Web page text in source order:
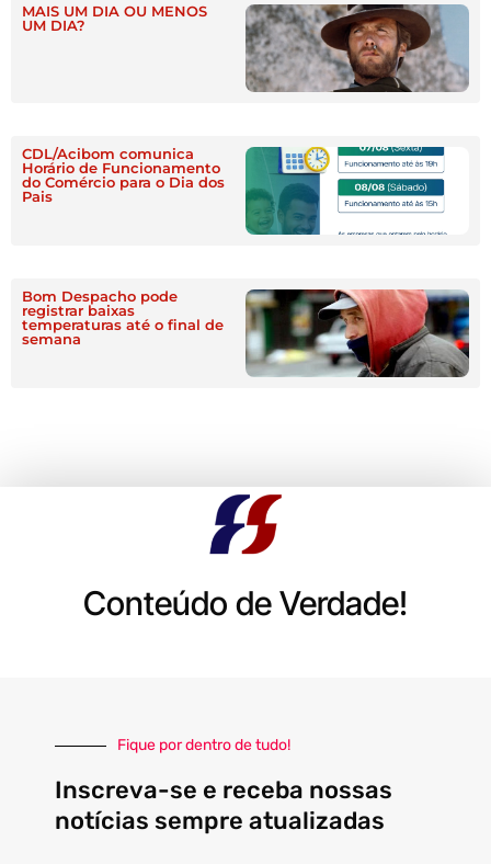
MAIS UM DIA OU MENOS
UM DIA?
CDL/Acibom comunica
Horário de Funcionamento
do Comércio para o Dia dos
Pais
Bom Despacho pode
registrar baixas
temperaturas até o final de
semana
Conteúdo de Verdade!
Fique por dentro de tudo!
Inscreva-se e receba nossas
notícias sempre atualizadas